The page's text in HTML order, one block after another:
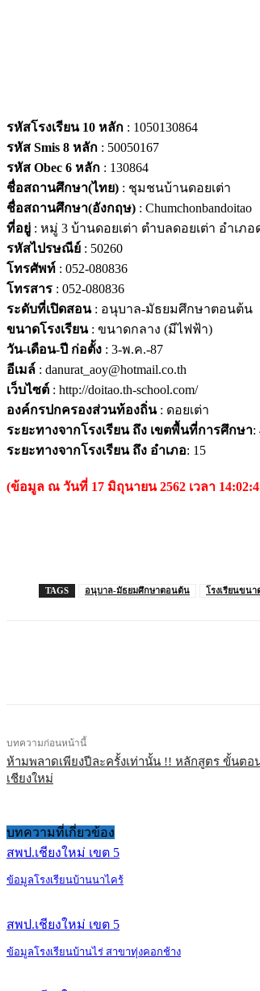
รหัสโรงเรียน 10 หลัก : 1050130864
รหัส Smis 8 หลัก : 50050167
รหัส Obec 6 หลัก : 130864
ชื่อสถานศึกษา(ไทย) : ชุมชนบ้านดอยเต่า
ชื่อสถานศึกษา(อังกฤษ) : Chumchonbandoitao
ที่อยู่ : หมู่ 3 บ้านดอยเต่า ตำบลดอยเต่า อำเภอ
รหัสไปรษณีย์ : 50260
โทรศัพท์ : 052-080836
โทรสาร : 052-080836
ระดับที่เปิดสอน: อนุบาล-มัธยมศึกษาตอนต้น
ขนาดโรงเรียน: ขนาดกลาง (มีไฟฟ้า)
วัน-เดือน-ปี ก่อตั้ง : 3-พ.ค.-87
อีเมล์ : danurat_aoy@hotmail.co.th
เว็บไซต์ : http://doitao.th-school.com/
องค์กรปกครองส่วนท้องถิ่น: ดอยเต่า
ระยะทางจากโรงเรียน ถึง เขตพื้นที่การศึกษา:
ระยะทางจากโรงเรียน ถึง อำเภอ: 15
(ข้อมูล ณ วันที่ 17 มิถุนายน 2562 เวลา
TAGS อนุบาล-มัธยมศึกษาตอนต้น โรงเรียนขนา
บทความก่อนหน้านี้
ห้ามพลาดเพียงปีละครั้งเท่านั้น !! หลักสูตร ขั้นต
เชียงใหม่
บทความที่เกี่ยวข้อง
สพป.เชียงใหม่ เขต 5
ข้อมูลโรงเรียนบ้านนาไคร้
สพป.เชียงใหม่ เขต 5
ข้อมูลโรงเรียนบ้านไร่ สาขาทุ่งคอกช้าง